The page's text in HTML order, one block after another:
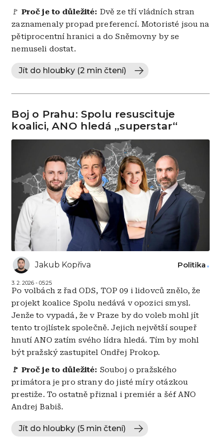
🚩 Proč je to důležité: Dvě ze tří vládních stran
zaznamenaly propad preferencí. Motoristé jsou na
pětiprocentní hranici a do Sněmovny by se
nemuseli dostat.
Jít do hloubky (2 min čtení)
Boj o Prahu: Spolu resuscituje
koalici, ANO hledá „superstar“
Jakub Kopřiva
3. 2. 2026 - 05:25
Politika
Po volbách z řad ODS, TOP 09 i lidovců znělo, že
projekt koalice Spolu nedává v opozici smysl.
Jenže to vypadá, že v Praze by do voleb mohl jít
tento trojlístek společně. Jejich největší soupeř
hnutí ANO zatím svého lídra hledá. Tím by mohl
být pražský zastupitel Ondřej Prokop.
🚩 Proč je to důležité: Souboj o pražského
primátora je pro strany do jisté míry otázkou
prestiže. To ostatně přiznal i premiér a šéf ANO
Andrej Babiš.
Jít do hloubky (5 min čtení)